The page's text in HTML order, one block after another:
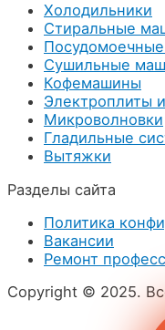
Холодильники
Стиральные
Сушильные
Кофемашины
Электроплиты
Микроволновки
Гладильные
Вытяжки
Разделы сайта
Политика
Вакансии
Ремонт
Copyright © 2025.